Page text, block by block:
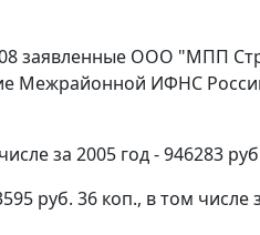
заявленные ООО "МПП
Межрайонной ИФНС
за 2005 год - 946283
руб. 36 коп., в том числе